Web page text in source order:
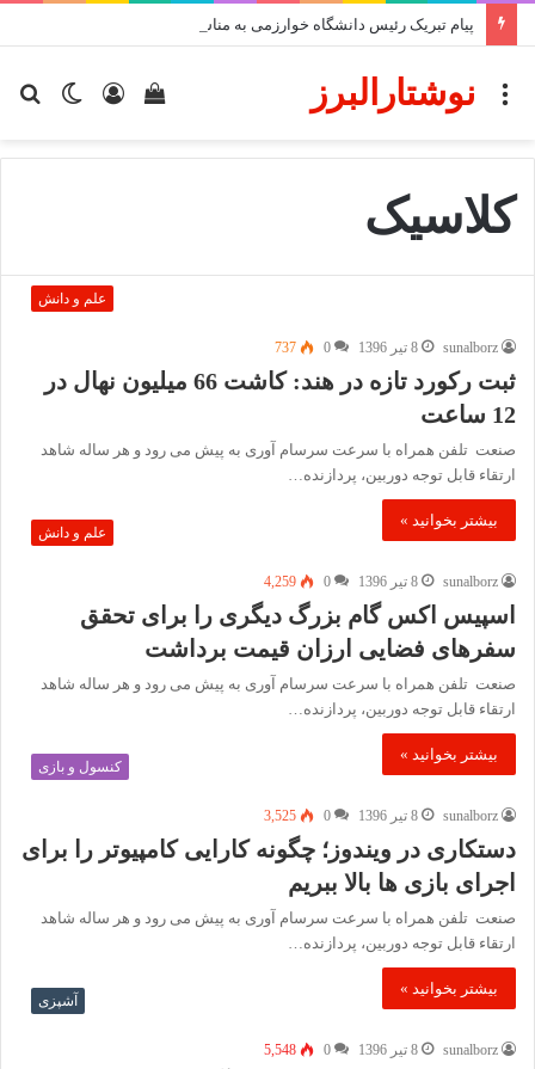
تغییر
ورود
دیدن
خرید
نوشتارالبرزمنو
کلاسیک
علم و دانش
sunalborz 8 تیر 1396 0
737
ثبت رکورد تازه در هند: کاشت 66 میلیون نهال در
12 ساعت
صنعت تلفن همراه با سرعت سرسام آوری به پیش می رود و هر ساله شاهد
ارتقاء قابل توجه دوربین، پردازنده…
بیشتر بخوانید »
علم و دانش
sunalborz 8 تیر 1396 0
4,259
اسپیس اکس گام بزرگ دیگری را برای تحقق
سفرهای فضایی ارزان قیمت برداشت
صنعت تلفن همراه با سرعت سرسام آوری به پیش می رود و هر ساله شاهد
ارتقاء قابل توجه دوربین، پردازنده…
بیشتر بخوانید »
کنسول و بازی
sunalborz 8 تیر 1396 0
3,525
دستکاری در ویندوز؛ چگونه کارایی کامپیوتر را برای
اجرای بازی ها بالا ببریم
صنعت تلفن همراه با سرعت سرسام آوری به پیش می رود و هر ساله شاهد
ارتقاء قابل توجه دوربین، پردازنده…
بیشتر بخوانید »
آشپزی
sunalborz 8 تیر 1396 0
5,548